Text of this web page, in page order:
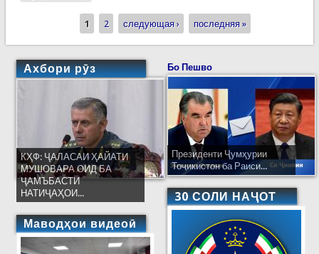
Страницы
1 2 следующая › последняя »
Ахбори рӯз
КҲФ: ҶАЛАСАИ ҲАЙАТИ
МУШОВАРА ОИД БА
ҶАМЪБАСТИ
НАТИҶАҲОИ...
Маводҳои видеоӣ
Бо Пешво
Президенти Ҷумҳурии
Тоҷикистон ба Раиси...
30 СОЛИ НАҶОТ